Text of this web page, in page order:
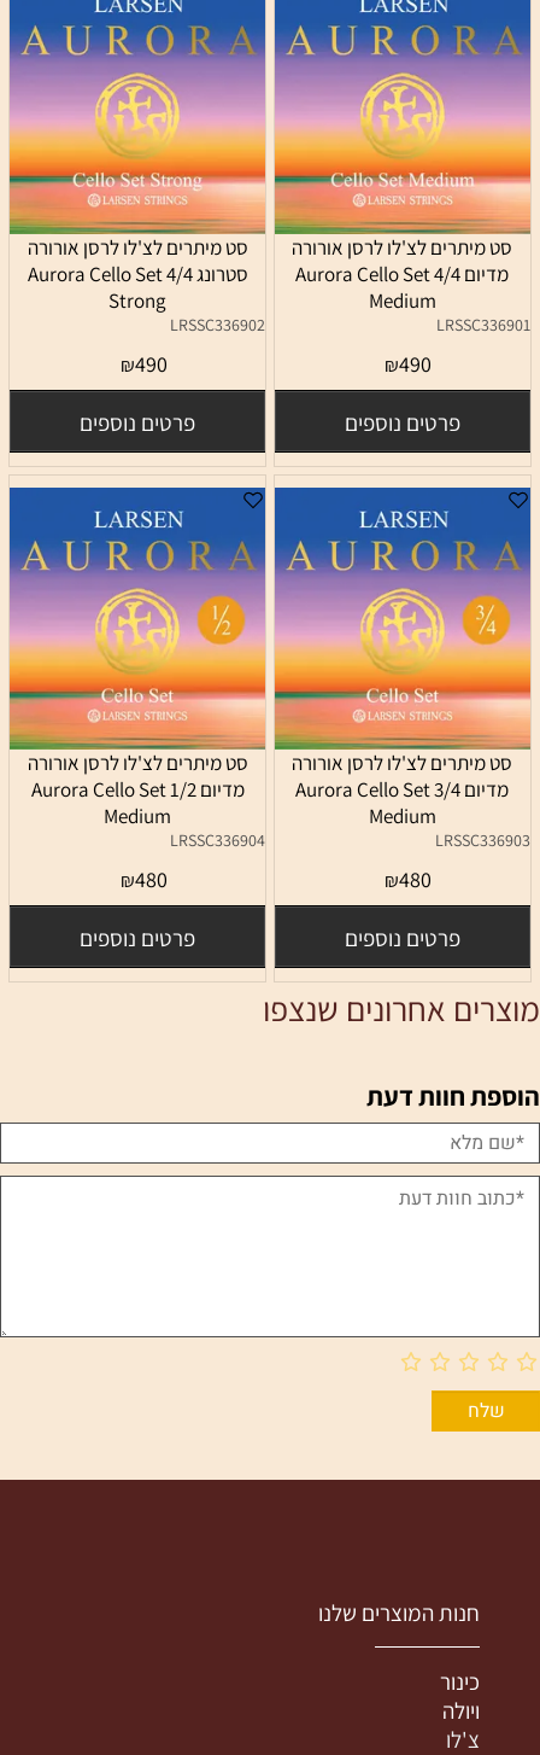
סט מיתרים לצ'לו לרסן אורורה
מדיום 4/4 Aurora Cello Set
Medium
LRSSC336901
₪490
פרטים נוספים
סט מיתרים לצ'לו לרסן אורורה
סטרונג 4/4 Aurora Cello Set
Strong
LRSSC336902
₪490
פרטים נוספים
סט מיתרים לצ'לו לרסן אורורה
מדיום 3/4 Aurora Cello Set
Medium
LRSSC336903
₪480
פרטים נוספים
סט מיתרים לצ'לו לרסן אורורה
מדיום 1/2 Aurora Cello Set
Medium
LRSSC336904
₪480
פרטים נוספים
מוצרים אחרונים שנצפו
הוספת חוות דעת
חנות המוצרים שלנו
כינור
ויולה
צ'לו